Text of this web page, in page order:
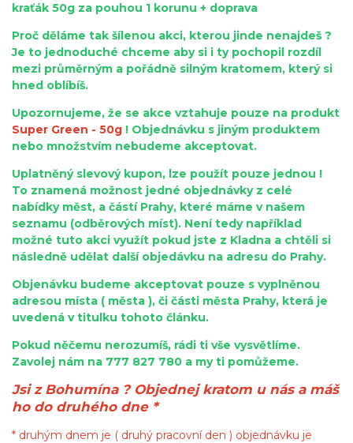
kraťák 50g za pouhou 1 korunu + doprava
Proč děláme tak šílenou akci, kterou jinde nenajdeš ?
Je to jednoduché chceme aby si i ty pochopil rozdíl
mezi průměrným a pořádně silným kratomem, který si
hned oblíbíš.
Upozornujeme, že se akce vztahuje pouze na produkt
Super Green - 50g ! Objednávku s jiným produktem
nebo množstvím nebudeme akceptovat.
Uplatněný slevový kupon, lze použít pouze jednou !
To znamená možnost jedné objednávky z celé
nabídky měst, a částí Prahy, které máme v našem
seznamu (odběrových míst). Není tedy například
možné tuto akci využít pokud jste z Kladna a chtěli si
následně udělat další objedávku na adresu do Prahy.
Objenávku budeme akceptovat pouze s vyplněnou
adresou místa ( města ), či části města Prahy, která je
uvedená v titulku tohoto článku.
Pokud něčemu nerozumíš, rádi ti vše vysvětlíme.
Zavolej nám na 777 827 780 a my ti pomůžeme.
Jsi z Bohumína ? Objednej kratom u nás a máš
ho do druhého dne *
* druhým dnem je ( druhý pracovní den ) objednávku je